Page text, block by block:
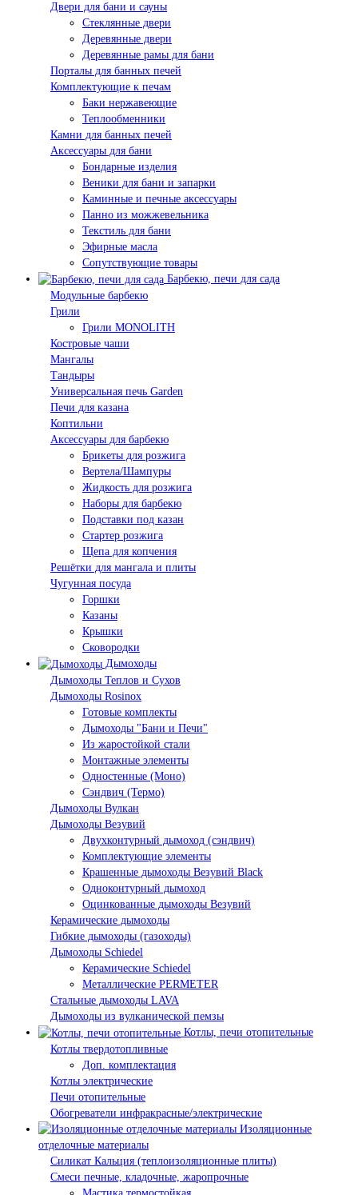
Двери для бани и сауны
Стеклянные двери
Деревянные двери
Деревянные рамы для бани
Порталы для банных печей
Комплектующие к печам
Баки нержавеющие
Теплообменники
Камни для банных печей
Аксессуары для бани
Бондарные изделия
Веники для бани и запарки
Каминные и печные аксессуары
Панно из можжевельника
Текстиль для бани
Эфирные масла
Сопутствующие товары
Барбекю, печи для сада
Модульные барбекю
Грили
Грили MONOLITH
Костровые чаши
Мангалы
Тандыры
Универсальная печь Garden
Печи для казана
Коптильни
Аксессуары для барбекю
Брикеты для розжига
Вертела/Шампуры
Жидкость для розжига
Наборы для барбекю
Подставки под казан
Стартер розжига
Щепа для копчения
Решётки для мангала и плиты
Чугунная посуда
Горшки
Казаны
Крышки
Сковородки
Дымоходы
Дымоходы Теплов и Сухов
Дымоходы Rosinox
Готовые комплекты
Дымоходы "Бани и Печи"
Из жаростойкой стали
Монтажные элементы
Одностенные (Моно)
Сэндвич (Термо)
Дымоходы Вулкан
Дымоходы Везувий
Двухконтурный дымоход (сэндвич)
Комплектующие элементы
Крашенные дымоходы Везувий Black
Одноконтурный дымоход
Оцинкованные дымоходы Везувий
Керамические дымоходы
Гибкие дымоходы (газоходы)
Дымоходы Schiedel
Керамические Schiedel
Металлические PERMETER
Стальные дымоходы LAVA
Дымоходы из вулканической пемзы
Котлы, печи отопительные
Котлы твердотопливные
Доп. комплектация
Котлы электрические
Печи отопительные
Обогреватели инфракрасные/электрические
Изоляционные
отделочные материалы
Силикат Кальция (теплоизоляционные плиты)
Смеси печные, кладочные, жаропрочные